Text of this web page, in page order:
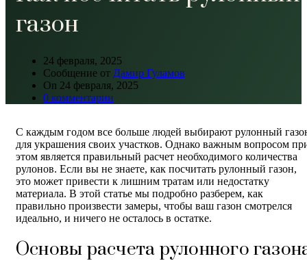
газон
24 февраля, 2025
Сообщение от Дамир Гуламов
On 24 февраля, 2025
0 комментарии
С каждым годом все больше людей выбирают рулонный
для украшения своих участков. Однако важным вопросом
этом является правильный расчет необходимого количества
рулонов. Если вы не знаете, как посчитать рулонный газон,
это может привести к лишним тратам или недостатку
материала. В этой статье мы подробно разберем, как
правильно произвести замеры, чтобы ваш газон смотрелся
идеально, и ничего не осталось в остатке.
Основы расчета рулонного